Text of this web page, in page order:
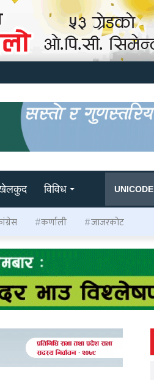
विविध UNICODE
कर्णाली जाजरकोट